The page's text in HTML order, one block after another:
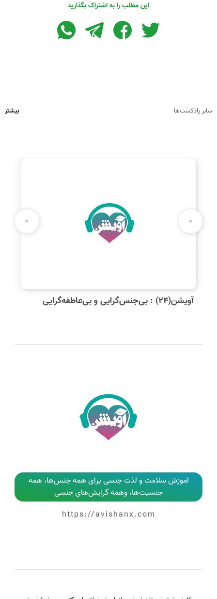
این مطلب را به اشتراک بگذارید
سایر پادکست‌ها بیشتر
<
>
آویشن(۲۴) : بی‌جنس‌گرایی و بی‌عاطفه‌گرایی
آموزش سلامت و لذت جنسی برای همه جنس‌ها، همه
جنسیت‌ها، وهمه گرایش‌های جنسی
https://avishanx.com